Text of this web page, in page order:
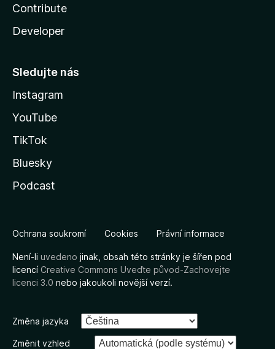
Contribute
Developer
Sledujte nás
Instagram
YouTube
TikTok
Bluesky
Podcast
Ochrana soukromí Cookies Právní informace
Není-li uvedeno jinak, obsah této stránky je šířen pod
licencíCreative Commons Uveďte původ-Zachovejte
licenci 3.0 nebo jakoukoli novější verzí.
Změna jazyka
Změnit vzhled